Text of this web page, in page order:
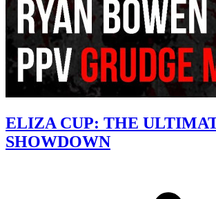
ELIZA CUP: THE
SHOWDOWN